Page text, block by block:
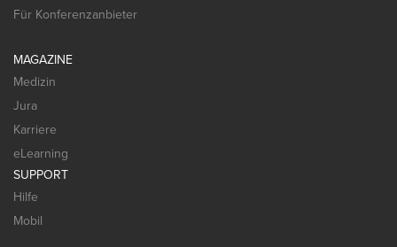
Für Konferenzanbieter
MAGAZINE
Medizin
Jura
Karriere
eLearning
SUPPORT
Hilfe
Mobil